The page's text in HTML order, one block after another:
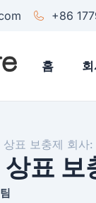
+86
홈
상표 보충제 회
표